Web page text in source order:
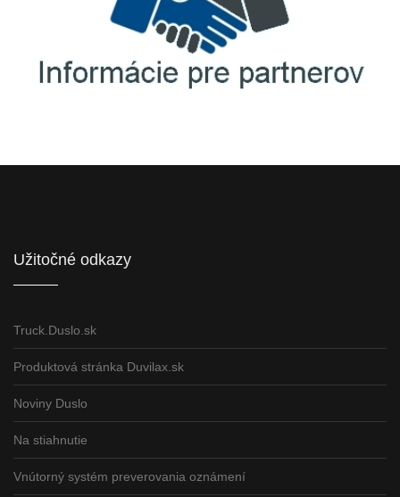
Užitočné odkazy
Truck.Duslo.sk
Produktová stránka Duvilax.sk
Noviny Duslo
Na stiahnutie
Vnútorný systém preverovania oznámení